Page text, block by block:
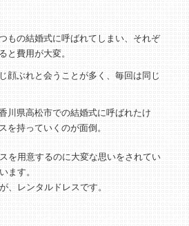
もの結婚式に呼ばれてしまい、それぞ
と費用が大変。
顔ぶれと会うことが多く、毎回は同じ
川県高松市での結婚式に呼ばれたけ
を持っていくのが面倒。
を用意するのに大変な思いをされてい
ます。
、レンタルドレスです。